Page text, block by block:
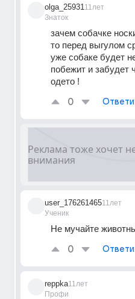
olga_25931
Знаток
11лет
зачем собачке
то перед выгулом
уже собаке будет
побежит и забудет
одето !
0
user_176261465
Ученик
11лет
Не мучайте
0
reppka
Профи
11лет